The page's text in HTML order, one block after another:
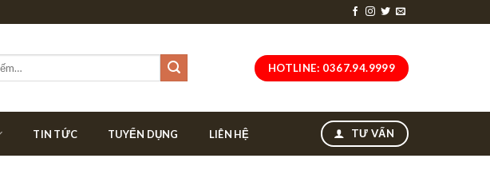
HOTLINE: 0367.94.9999
TIN TỨC TUYỂN DỤNG LIÊN HỆ TƯ VẤN